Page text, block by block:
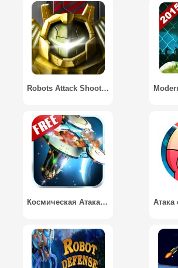
Robots Attack Shooter 3D / Атака Роботов 3D Шутер
Космическая Атака / Space Attack